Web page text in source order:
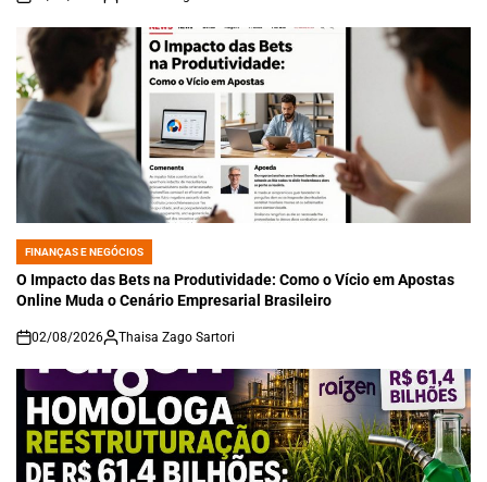
on
POSTED
IN
FINANÇAS E NEGÓCIOS
O Impacto das Bets na Produtividade: Como o Vício em Apostas
Online Muda o Cenário Empresarial Brasileiro
on
02/08/2026 Thaisa Zago Sartori